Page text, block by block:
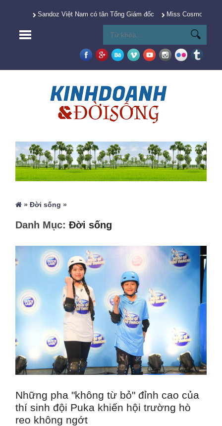
Sandoz Việt Nam có tân Tổng Giám đốc Miss Cosmo 2025
»Đời sống »
Danh Mục:Đời sống
Những pha "không từ bỏ" đỉnh cao của
thí sinh đội Puka khiến hội trường hò
reo không ngớt